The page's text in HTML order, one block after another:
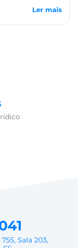
Ler mais
Sala 203,